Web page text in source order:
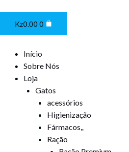
Kz0.00 0
Cart
Início
Sobre Nós
Loja
Gatos
acessórios
Higienização
Fármacos,,
Ração